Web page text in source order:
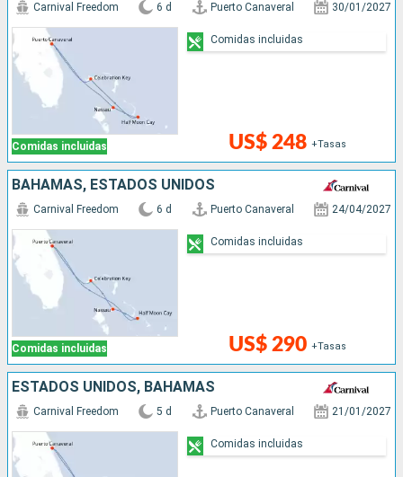
Comidas incluidas
Carnival Freedom 6 d Puerto Canaveral 30/01/2027
US$ 248 +Tasas
Comidas incluidas
BAHAMAS, ESTADOS UNIDOS
Comidas incluidas
Carnival Freedom 6 d Puerto Canaveral 24/04/2027
US$ 290 +Tasas
Comidas incluidas
ESTADOS UNIDOS, BAHAMAS
Carnival Freedom 5 d Puerto Canaveral 21/01/2027
Comidas incluidas